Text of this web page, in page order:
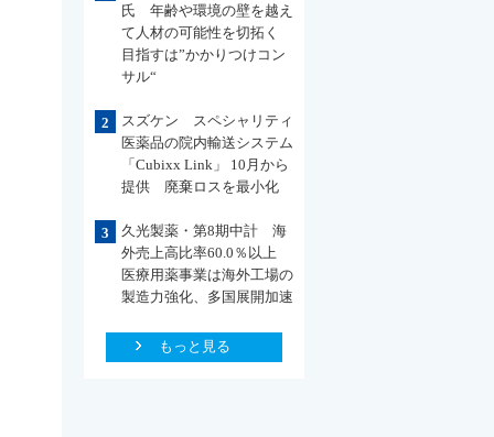
氏 年齢や環境の壁を越え
て人材の可能性を切拓く
目指すは”かかりつけコン
サル“
2
スズケン スペシャリティ
医薬品の院内輸送システム
「Cubixx Link」 10月から
提供 廃棄ロスを最小化
3
久光製薬・第8期中計 海
外売上高比率60.0％以上
医療用薬事業は海外工場の
製造力強化、多国展開加速
もっと見る